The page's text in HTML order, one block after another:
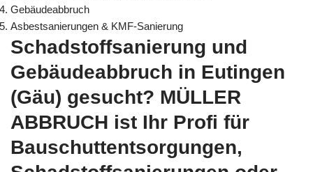
Gebäudeabbruch
Asbestsanierungen & KMF-Sanierung
Schadstoffsanierung und
Gebäudeabbruch in Eutingen
(Gäu) gesucht? MÜLLER
ABBRUCH ist Ihr Profi für
Bauschuttentsorgungen,